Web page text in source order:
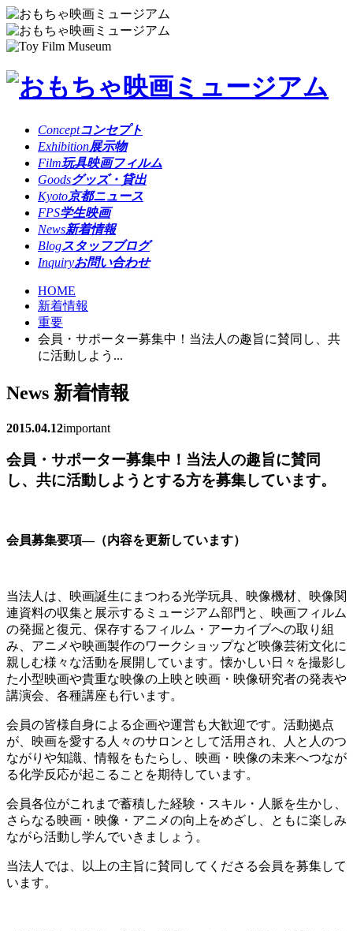
Conceptコンセプト
Exhibition展示物
Film玩具映画フィルム
Goodsグッズ・貸出
Kyoto京都ニュース
FPS学生映画
News新着情報
Blogスタッフブログ
Inquiryお問い合わせ
HOME
新着情報
重要
会員・サポーター募集中！当法人の趣旨に賛同し、共
に活動しよう...
News 新着情報
2015.04.12important
会員・サポーター募集中！当法人の趣旨に賛同
し、共に活動しようとする方を募集しています。
会員募集要項―（内容を更新しています）
当法人は、映画誕生にまつわる光学玩具、映像機材、映像関
連資料の収集と展示するミュージアム部門と、映画フィルム
の発掘と復元、保存するフィルム・アーカイブへの取り組
み、アニメや映画製作のワークショップなど映像芸術文化に
親しむ様々な活動を展開しています。懐かしい日々を撮影し
た小型映画や貴重な映像の上映と映画・映像研究者の発表や
講演会、各種講座も行います。
会員の皆様自身による企画や運営も大歓迎です。活動拠点
が、映画を愛する人々のサロンとして活用され、人と人のつ
ながりや知識、情報をもたらし、映画・映像の未来へつなが
る化学反応が起こることを期待しています。
会員各位がこれまで蓄積した経験・スキル・人脈を生かし、
さらなる映画・映像・アニメの向上をめざし、ともに楽しみ
ながら活動し学んでいきましょう。
当法人では、以上の主旨に賛同してくださる会員を募集して
います。